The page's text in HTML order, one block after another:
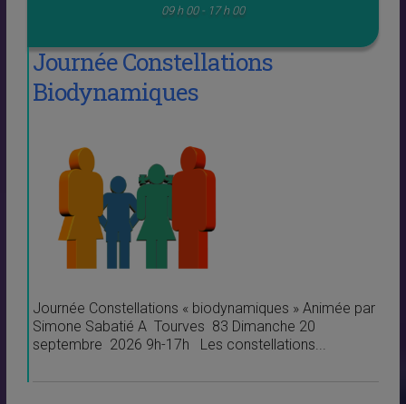
09 h 00 - 17 h 00
Journée Constellations
Biodynamiques
Journée Constellations « biodynamiques » Animée par
Simone Sabatié A Tourves 83 Dimanche 20
septembre 2026 9h-17h Les constellations...